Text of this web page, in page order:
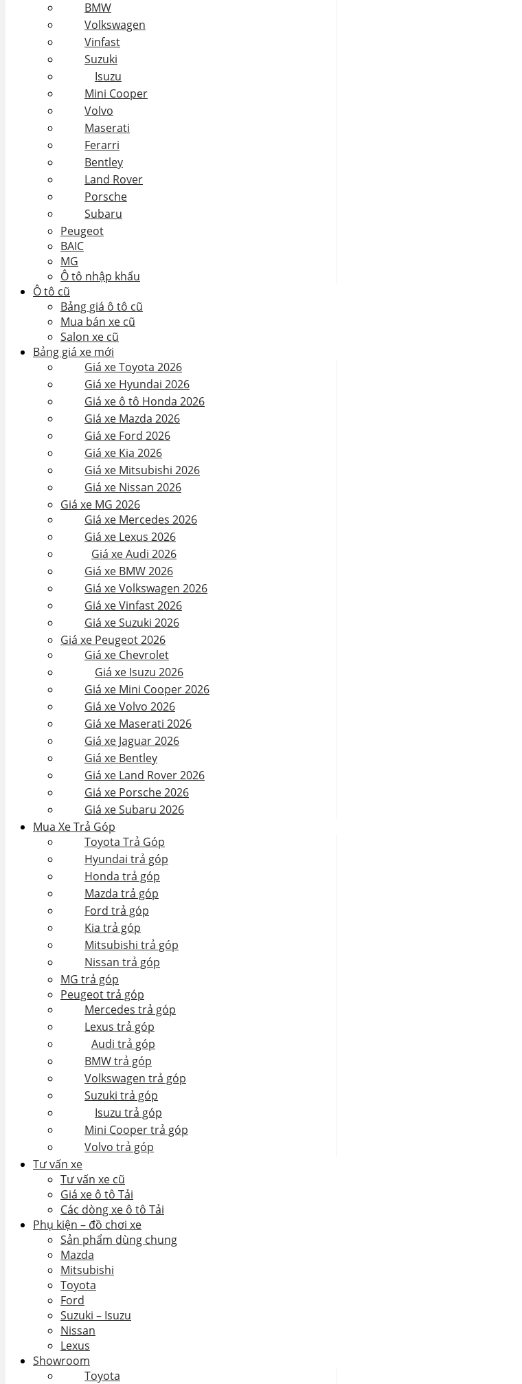
BMW
Volkswagen
Vinfast
Suzuki
Isuzu
Mini Cooper
Volvo
Maserati
Ferarri
Bentley
Land Rover
Porsche
Subaru
Peugeot
BAIC
MG
Ô tô nhập khẩu
Ô tô cũ
Bảng giá ô tô cũ
Mua bán xe cũ
Salon xe cũ
Bảng giá xe mới
Giá xe Toyota 2026
Giá xe Hyundai 2026
Giá xe ô tô Honda 2026
Giá xe Mazda 2026
Giá xe Ford 2026
Giá xe Kia 2026
Giá xe Mitsubishi 2026
Giá xe Nissan 2026
Giá xe MG 2026
Giá xe Mercedes 2026
Giá xe Lexus 2026
Giá xe Audi 2026
Giá xe BMW 2026
Giá xe Volkswagen 2026
Giá xe Vinfast 2026
Giá xe Suzuki 2026
Giá xe Peugeot 2026
Giá xe Chevrolet
Giá xe Isuzu 2026
Giá xe Mini Cooper 2026
Giá xe Volvo 2026
Giá xe Maserati 2026
Giá xe Jaguar 2026
Giá xe Bentley
Giá xe Land Rover 2026
Giá xe Porsche 2026
Giá xe Subaru 2026
Mua Xe Trả Góp
Toyota Trả Góp
Hyundai trả góp
Honda trả góp
Mazda trả góp
Ford trả góp
Kia trả góp
Mitsubishi trả góp
Nissan trả góp
MG trả góp
Peugeot trả góp
Mercedes trả góp
Lexus trả góp
Audi trả góp
BMW trả góp
Volkswagen trả góp
Suzuki trả góp
Isuzu trả góp
Mini Cooper trả góp
Volvo trả góp
Tư vấn xe
Tư vấn xe cũ
Giá xe ô tô Tải
Các dòng xe ô tô Tải
Phụ kiện – đồ chơi xe
Sản phẩm dùng chung
Mazda
Mitsubishi
Toyota
Ford
Suzuki – Isuzu
Nissan
Lexus
Showroom
Toyota